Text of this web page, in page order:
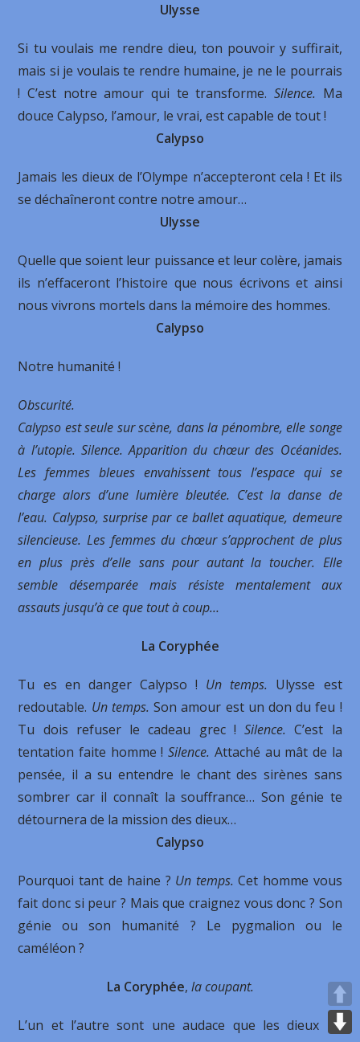
Ulysse
Si tu voulais me rendre dieu, ton pouvoir y suffirait,
mais si je voulais te rendre humaine, je ne le pourrais
! C’est notre amour qui te transforme. Silence. Ma
douce Calypso, l’amour, le vrai, est capable de tout !
Calypso
Jamais les dieux de l’Olympe n’accepteront cela ! Et ils
se déchaîneront contre notre amour…
Ulysse
Quelle que soient leur puissance et leur colère, jamais
ils n’effaceront l’histoire que nous écrivons et ainsi
nous vivrons mortels dans la mémoire des hommes.
Calypso
Notre humanité !
Obscurité.
Calypso est seule sur scène, dans la pénombre, elle songe
à l’utopie. Silence. Apparition du chœur des Océanides.
Les femmes bleues envahissent tous l’espace qui se
charge alors d’une lumière bleutée. C’est la danse de
l’eau. Calypso, surprise par ce ballet aquatique, demeure
silencieuse. Les femmes du chœur s’approchent de plus
en plus près d’elle sans pour autant la toucher. Elle
semble désemparée mais résiste mentalement aux
assauts jusqu’à ce que tout à coup…
La Coryphée
Tu es en danger Calypso ! Un temps. Ulysse est
redoutable. Un temps.Son amour est un don du feu !
Tu dois refuser le cadeau grec !Silence.C’est la
tentation faite homme !Silence. Attaché au mât de la
pensée, il a su entendre le chant des sirènes sans
sombrer car il connaît la souffrance… Son génie te
détournera de la mission des dieux…
Calypso
Pourquoi tant de haine ? Un temps.Cet homme vous
fait donc si peur ? Mais que craignez vous donc ? Son
génie ou son humanité ? Le pygmalion ou le
caméléon ?
La Coryphée, la coupant.
L’un et l’autre sont une audace que les dieux ne